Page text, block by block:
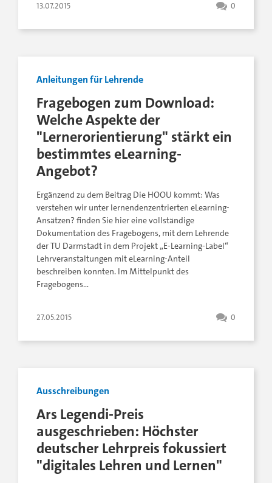
13.07.2015 0
Anleitungen für Lehrende
Fragebogen zum Download:
Welche Aspekte der
"Lernerorientierung" stärkt ein
bestimmtes eLearning-
Angebot?
Ergänzend zu dem Beitrag Die HOOU kommt: Was
verstehen wir unter lernendenzentrierten eLearning-
Ansätzen? finden Sie hier eine vollständige
Dokumentation des Fragebogens, mit dem Lehrende
der TU Darmstadt in dem Projekt „E-Learning-Label“
Lehrveranstaltungen mit eLearning-Anteil
beschreiben konnten. Im Mittelpunkt des
Fragebogens…
27.05.2015 0
Ausschreibungen
Ars Legendi-Preis
ausgeschrieben: Höchster
deutscher Lehrpreis fokussiert
"digitales Lehren und Lernen"